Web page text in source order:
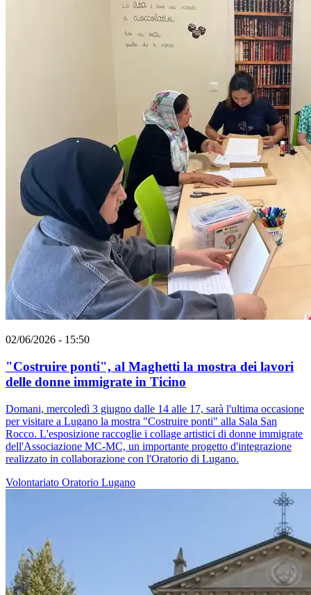
02/06/2026 - 15:50
"Costruire ponti", al Maghetti la mostra dei lavori
delle donne immigrate in Ticino
Domani, mercoledì 3 giugno dalle 14 alle 17, sarà l'ultima occasione
per visitare a Lugano la mostra "Costruire ponti" alla Sala San
Rocco. L'esposizione raccoglie i collage artistici di donne immigrate
dell'Associazione MC-MC, un importante progetto d'integrazione
realizzato in collaborazione con l'Oratorio di Lugano.
Volontariato Oratorio Lugano